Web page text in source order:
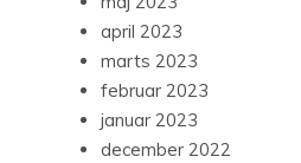
april 2023
marts 2023
februar 2023
januar 2023
december 2022